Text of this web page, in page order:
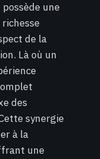
possède une
de la
Là où un
des
synergie
à la
une